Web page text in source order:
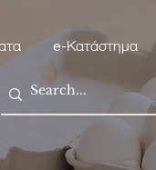
e-Κατάστημα